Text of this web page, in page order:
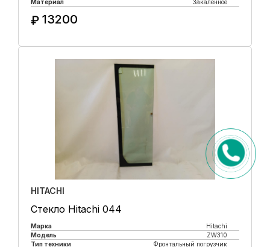
Материал
Закаленное
₽ 13200
HITACHI
Стекло Hitachi 044
Марка
Hitachi
Модель
ZW310
Тип техники
Фронтальный погрузчик